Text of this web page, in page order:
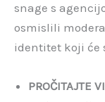
snage s
osmislili
identitet koji će
PROČITAJTE